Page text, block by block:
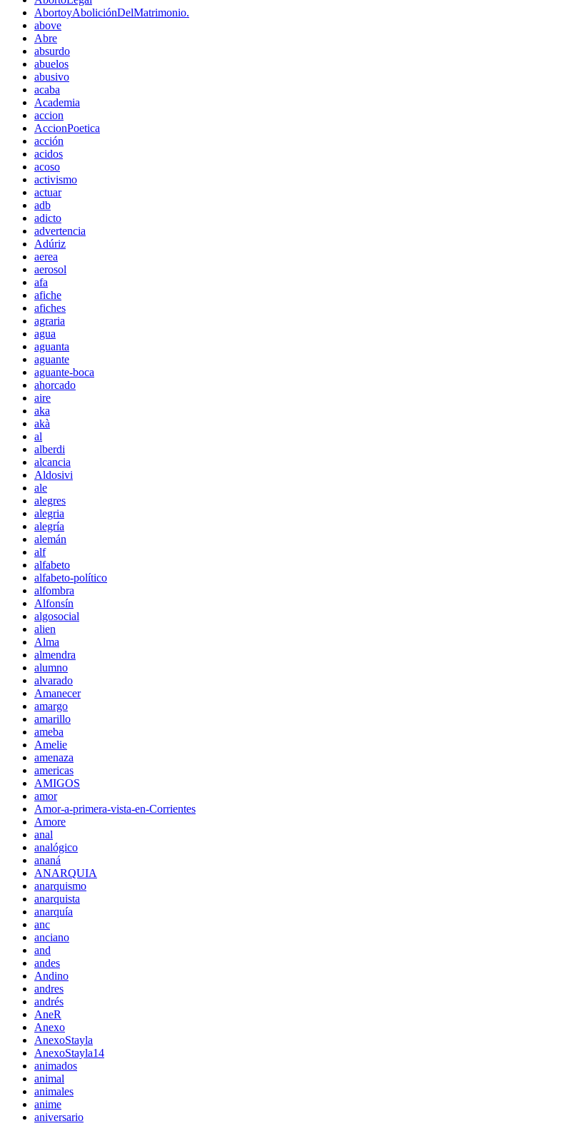
AbortoyAboliciónDelMatrimonio.
above
Abre
absurdo
abuelos
abusivo
acaba
Academia
accion
AccionPoetica
acción
acidos
acoso
activismo
actuar
adb
adicto
advertencia
Adúriz
aerea
aerosol
afa
afiche
afiches
agraria
agua
aguanta
aguante
aguante-boca
ahorcado
aire
aka
akà
al
alberdi
alcancia
Aldosivi
ale
alegres
alegria
alegría
alemán
alf
alfabeto
alfabeto-político
alfombra
Alfonsín
algosocial
alien
Alma
almendra
alumno
alvarado
Amanecer
amargo
amarillo
ameba
Amelie
amenaza
americas
AMIGOS
amor
Amor-a-primera-vista-en-Corrientes
Amore
anal
analógico
ananá
ANARQUIA
anarquismo
anarquista
anarquía
anc
anciano
and
andes
Andino
andres
andrés
AneR
Anexo
AnexoStayla
AnexoStayla14
animados
animal
animales
anime
aniversario